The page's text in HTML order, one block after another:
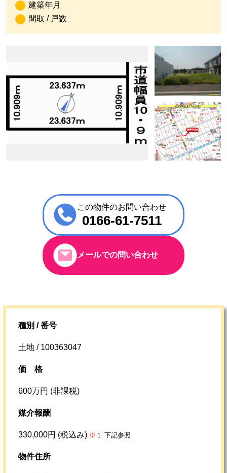
建築年月
間取 / 戸数
この物件のお問い合わせ
0166-61-7511
メールでの問い合わせ
種別 / 番号
土地 / 100363047
価格
600万円 (非課税)
媒介報酬
330,000円 (税込み) ※１ 下記参照
物件住所